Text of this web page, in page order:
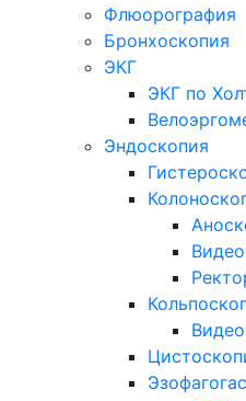
Флюорография
Бронхоскопия
ЭКГ
ЭКГ по
Эндоскопия